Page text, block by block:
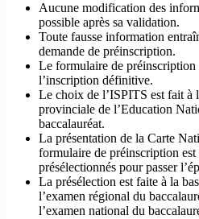
Aucune modification des
possible après sa validation.
Toute fausse information
demande de préinscription.
Le formulaire de préinscription
l’inscription définitive.
Le choix de l’ISPITS est fait à
provinciale de l’Education
baccalauréat.
La présentation de la Carte
formulaire de préinscription
présélectionnés pour passer
La présélection est faite à la
l’examen régional du
l’examen national du